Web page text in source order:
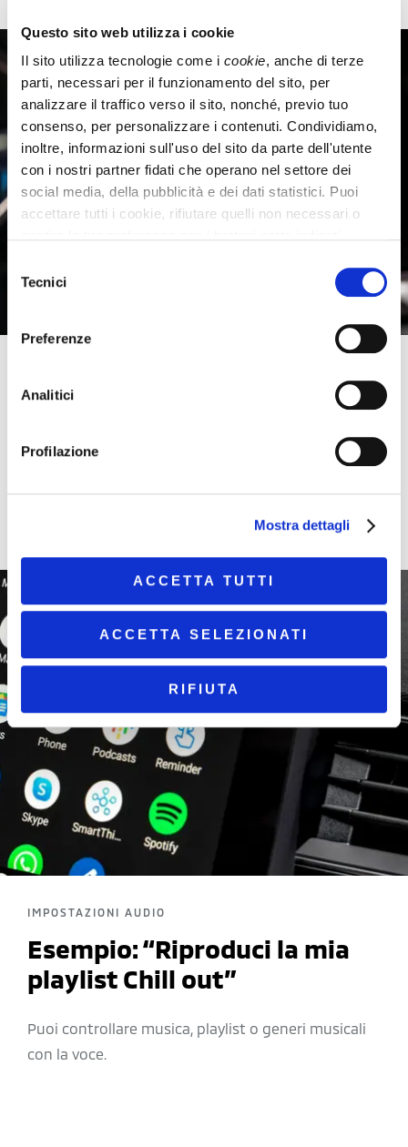
Questo sito web utilizza i cookie
Il sito utilizza tecnologie come i cookie, anche di terze
parti, necessari per il funzionamento del sito, per
analizzare il traffico verso il sito, nonché, previo tuo
consenso, per personalizzare i contenuti. Condividiamo,
inoltre, informazioni sull'uso del sito da parte dell'utente
con i nostri partner fidati che operano nel settore dei
social media, della pubblicità e dei dati statistici. Puoi
accettare tutti i cookie, rifiutare quelli non necessari o
questa pagina o cliccando un qualunque suo elemento,
come un link o un pulsante, consenti l’utilizzo dei soli
cookie tecnici. Per saperne di più, consulta la nostra
l'Informativa Privacy
delTecnici
Preferenze
Analitici
Profilazione
Mostra dettagli
ACCETTA TUTTI
ACCETTA SELEZIONATI
RIFIUTA
Esempio: “Portami da Latte
IMPOSTAZIONI AUDIO
Esempio: “Riproduci la mia
playlist Chill out”
Puoi controllare musica, playlist o generi musicali
con la voce.